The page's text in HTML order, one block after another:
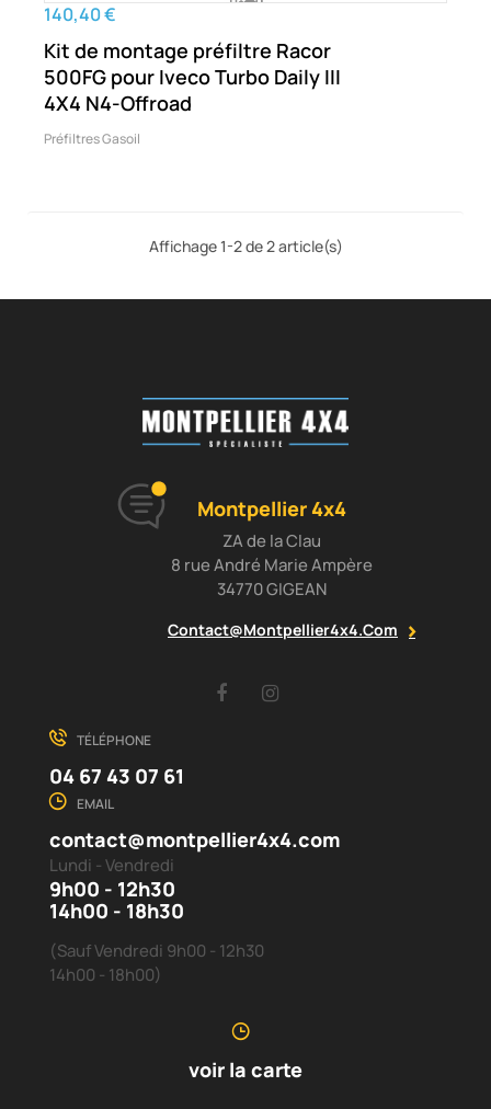
140,40 €
Kit de montage préfiltre Racor
500FG pour Iveco Turbo Daily III
4X4 N4-Offroad
Préfiltres Gasoil
Affichage 1-2 de 2 article(s)
Montpellier 4x4
ZA de la Clau
8 rue André Marie Ampère
34770 GIGEAN
Contact@montpellier4x4.com
Facebook
TÉLÉPHONE
04 67 43 07 61
EMAIL
contact@montpellier4x4.com
Lundi - Vendredi
9h00 - 12h30
14h00 - 18h30
(Sauf Vendredi 9h00 - 12h30
14h00 - 18h00)
voir la carte